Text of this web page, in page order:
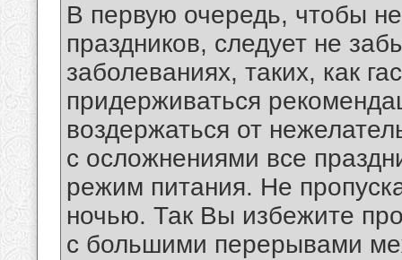
В первую очередь, чтобы
праздников, следует не
заболеваниях, таких, как
придерживаться
воздержаться от
с осложнениями все
режим питания. Не
ночью. Так Вы избежите
с большими перерывами